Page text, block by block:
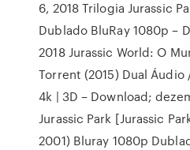
6, 2018 Trilogia Jurassic
Dublado BluRay 1080p –
2018 Jurassic World: O
Torrent (2015) Dual Áudio
4k | 3D – Download;
Jurassic Park [Jurassic
2001) Bluray 1080p